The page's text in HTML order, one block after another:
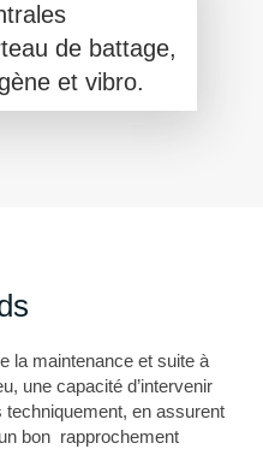
de battage,
et vibro.
la maintenance et suite à
une capacité d’intervenir
en assurent
bon rapprochement